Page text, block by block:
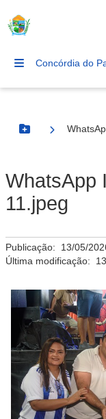
Concórdia do
Botão Menu
WhatsApp
11.jpeg
Publicação: 13/05/
Última modificação: